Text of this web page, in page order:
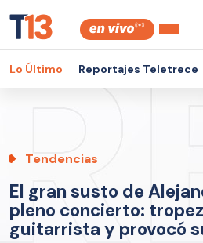
Lo Último Reportajes Teletrece
Tendencias
El gran susto de
pleno concierto:
guitarrista y provocó